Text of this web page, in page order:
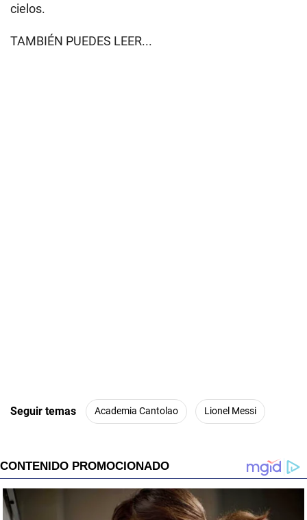
cielos.
TAMBIÉN PUEDES LEER...
Seguir temas Academia Cantolao Lionel Messi